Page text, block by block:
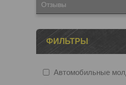
Отзывы
ФИЛЬТРЫ
Автомобильные